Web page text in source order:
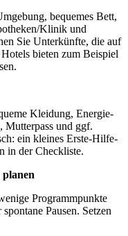
bequemes Bett,
Klinik und
Sie Unterkünfte, die auf
bieten zum Beispiel
Kleidung, Energie-
Mutterpass und ggf.
ein kleines Erste-Hilfe-
in der Checkliste.
planen
Programmpunkte
Pausen. Setzen